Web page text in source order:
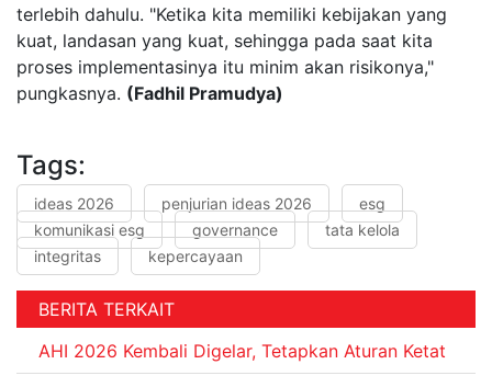
terlebih dahulu. "Ketika kita memiliki kebijakan yang
kuat, landasan yang kuat, sehingga pada saat kita
proses implementasinya itu minim akan risikonya,"
pungkasnya. (Fadhil Pramudya)
Tags:
ideas 2026 penjurian ideas 2026
esg
komunikasi esg
governance
tata kelola
integritas
kepercayaan
BERITA TERKAIT
AHI 2026 Kembali Digelar, Tetapkan Aturan Ketat